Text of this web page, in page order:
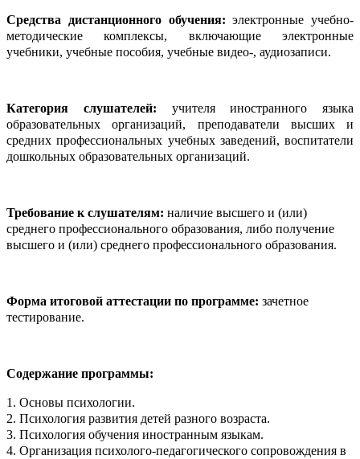
Средства дистанционного обучения: электронные учебно-
методические комплексы, включающие электронные
учебники, учебные пособия, учебные видео-, аудиозаписи.
Категория слушателей: учителя иностранного языка
образовательных организаций, преподаватели высших и
средних профессиональных учебных заведений, воспитатели
дошкольных образовательных организаций.
Требование к слушателям: наличие высшего и (или)
среднего профессионального образования, либо получение
высшего и (или) среднего профессионального образования.
Форма итоговой аттестации по программе: зачетное
тестирование.
Содержание программы:
1. Основы психологии.
2. Психология развития детей разного возраста.
3. Психология обучения иностранным языкам.
4. Организация психолого-педагогического сопровождения в